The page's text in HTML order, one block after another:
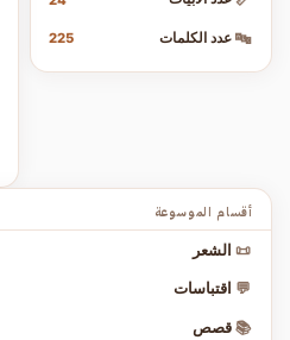
🔤 عدد الكلمات 225
أقسام الموسوعة
📜 الشعر
💬 اقتباسات
📚 قصص